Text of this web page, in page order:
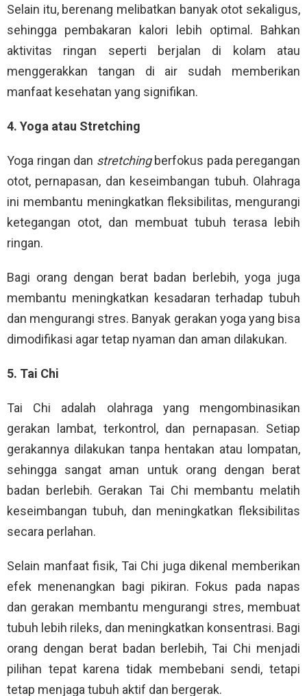
Selain itu, berenang melibatkan banyak otot sekaligus,
sehingga pembakaran kalori lebih optimal. Bahkan
aktivitas ringan seperti berjalan di kolam atau
menggerakkan tangan di air sudah memberikan
manfaat kesehatan yang signifikan.
4. Yoga atau Stretching
Yoga ringan dan stretchingberfokus pada peregangan
otot, pernapasan, dan keseimbangan tubuh. Olahraga
ini membantu meningkatkan fleksibilitas, mengurangi
ketegangan otot, dan membuat tubuh terasa lebih
ringan.
Bagi orang dengan berat badan berlebih, yoga juga
membantu meningkatkan kesadaran terhadap tubuh
dan mengurangi stres. Banyak gerakan yoga yang bisa
dimodifikasi agar tetap nyaman dan aman dilakukan.
5. Tai Chi
Tai Chi adalah olahraga yang mengombinasikan
gerakan lambat, terkontrol, dan pernapasan. Setiap
gerakannya dilakukan tanpa hentakan atau lompatan,
sehingga sangat aman untuk orang dengan berat
badan berlebih. Gerakan Tai Chi membantu melatih
keseimbangan tubuh, dan meningkatkan fleksibilitas
secara perlahan.
Selain manfaat fisik, Tai Chi juga dikenal memberikan
efek menenangkan bagi pikiran. Fokus pada napas
dan gerakan membantu mengurangi stres, membuat
tubuh lebih rileks, dan meningkatkan konsentrasi. Bagi
orang dengan berat badan berlebih, Tai Chi menjadi
pilihan tepat karena tidak membebani sendi, tetapi
tetap menjaga tubuh aktif dan bergerak.